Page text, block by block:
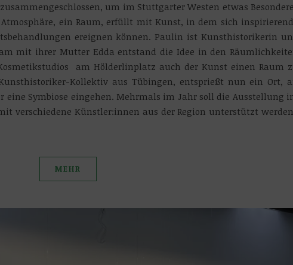
um im Stuttgarter Westen etwas
ein Raum, erfüllt mit Kunst, in dem sich
ereignen können. Paulin ist Kunsthistorikerin
mit ihrer Mutter Edda entstand die Idee in den
am Hölderlinplatz auch der Kunst einen Raum
Kollektiv aus Tübingen, entsprießt nun ein Ort,
Symbiose eingehen. Mehrmals im Jahr soll die Ausstellung
verschiedene Künstler:innen aus der Region unterstützt
MEHR